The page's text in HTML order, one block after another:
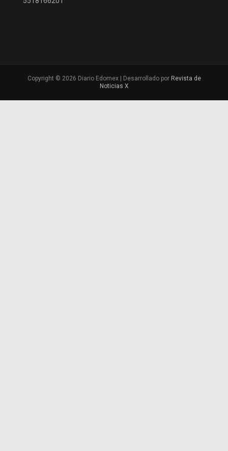
Copyright © 2026 Diario Edomex | Desarrollado por Revista de
Noticias X